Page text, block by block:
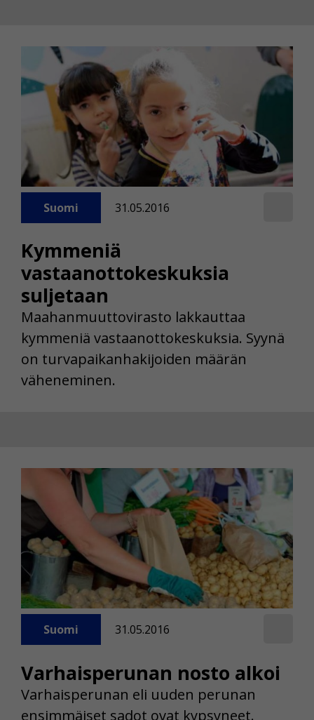
Kymmeniä
vastaanottokeskuksia
suljetaan
Suomi 31.05.2016
Maahanmuuttovirasto lakkauttaa
kymmeniä vastaanottokeskuksia. Syynä
on turvapaikanhakijoiden määrän
väheneminen.
Varhaisperunan nosto alkoi
Suomi 31.05.2016
Varhaisperunan eli uuden perunan
ensimmäiset sadot ovat kypsyneet.